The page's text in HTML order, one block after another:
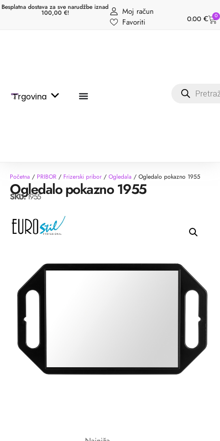
Besplatna dostava za sve narudžbe iznad
100,00 €!
Moj račun
Favoriti
0.00 € 0
Trgovina
Početna / PRIBOR / Frizerski pribor / Ogledala / Ogledalo pokazno 1955
Ogledalo pokazno 1955
SKU:1955